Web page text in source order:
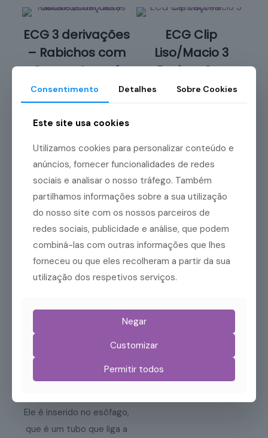
ECG 3 derivações
– Rabichos com
Garras Jacaré
(Extendido)
conectar os eletrodos de
permitindo que os
profissionais de saúde
registrem a atividade
elétrica do coração.
R$399,42
Adicionar ao
carrinho
ECG Clip
Liso/Macio 3
Derivações
R$449,98
ECG Esofágico
Temperatura
Ele é inserido no esôfago,
que é um tubo que liga a
Consentimento Detalhes Sobre Cookies
Este site usa cookies
Utilizamos cookies para personalizar conteúdo e
anúncios, fornecer funcionalidades de redes
sociais e analisar o nosso tráfego. Também
partilhamos informações sobre a sua utilização
do nosso site com os nossos parceiros de
redes sociais, publicidade e análise, que podem
combiná-las com outras informações que lhes
forneceu ou que eles recolheram a partir da sua
utilização dos respetivos serviços.
Negar
Customizar
Permitir todos